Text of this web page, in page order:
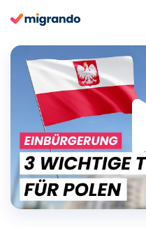
Inhalt